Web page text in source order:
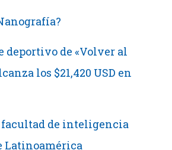
deportivo de «Volver al
los $21,420 USD en
facultad de inteligencia
Latinoamérica